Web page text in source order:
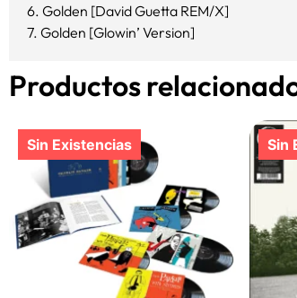
6. Golden [David Guetta REM/X]
7. Golden [Glowin’ Version]
Productos